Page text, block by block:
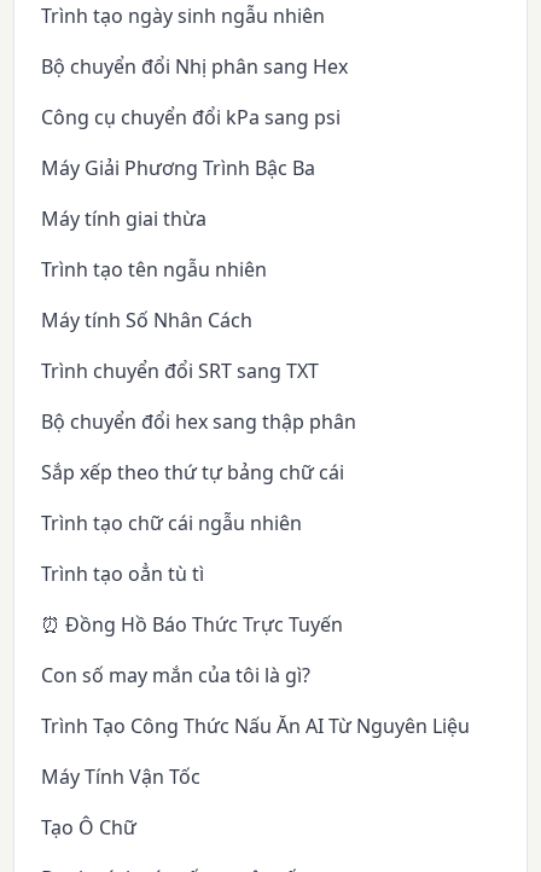
Trình tạo ngày sinh ngẫu nhiên
Bộ chuyển đổi Nhị phân sang Hex
Công cụ chuyển đổi kPa sang psi
Máy Giải Phương Trình Bậc Ba
Máy tính giai thừa
Trình tạo tên ngẫu nhiên
Máy tính Số Nhân Cách
Trình chuyển đổi SRT sang TXT
Bộ chuyển đổi hex sang thập phân
Sắp xếp theo thứ tự bảng chữ cái
Trình tạo chữ cái ngẫu nhiên
Trình tạo oẳn tù tì
⏰ Đồng Hồ Báo Thức Trực Tuyến
Con số may mắn của tôi là gì?
Trình Tạo Công Thức Nấu Ăn AI Từ Nguyên Liệu
Máy Tính Vận Tốc
Tạo Ô Chữ